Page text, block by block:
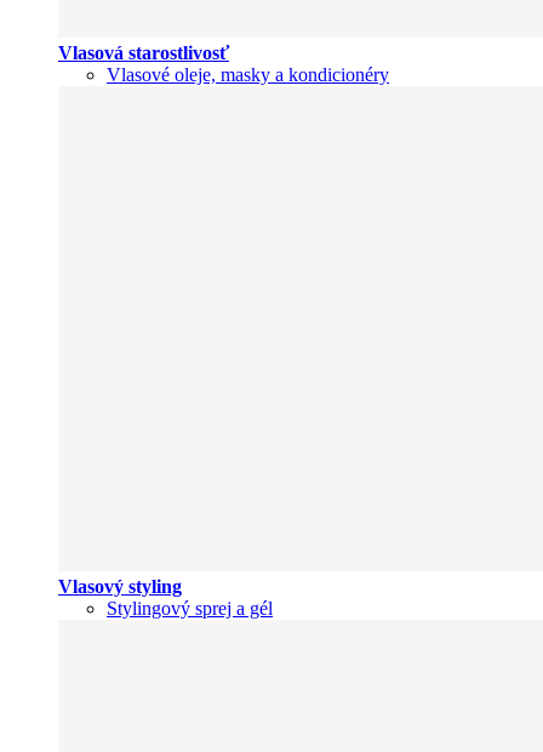
Vlasová starostlivosť
Vlasové oleje, masky a kondicionéry
Vlasový styling
Stylingový sprej a gél